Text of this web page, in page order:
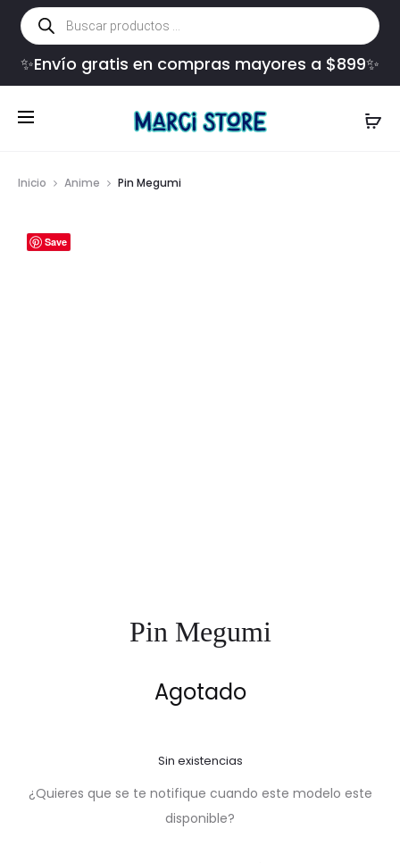
Búsqueda
de
productos
✨Envío gratis en compras mayores a $899✨
Inicio Anime Pin Megumi
Save
Pin Megumi
Agotado
Sin existencias
¿Quieres que se te notifique cuando este modelo este
disponible?